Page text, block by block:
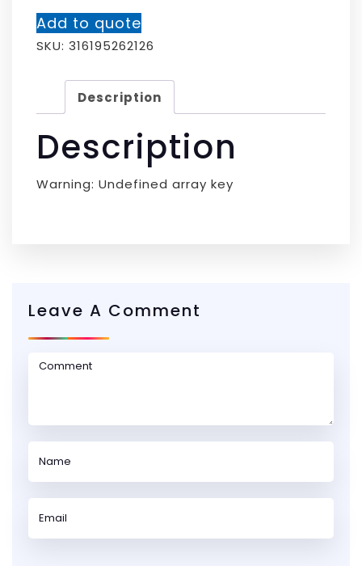
Add to quote
SKU: 316195262126
Description
Description
Warning: Undefined array key
Leave A Comment